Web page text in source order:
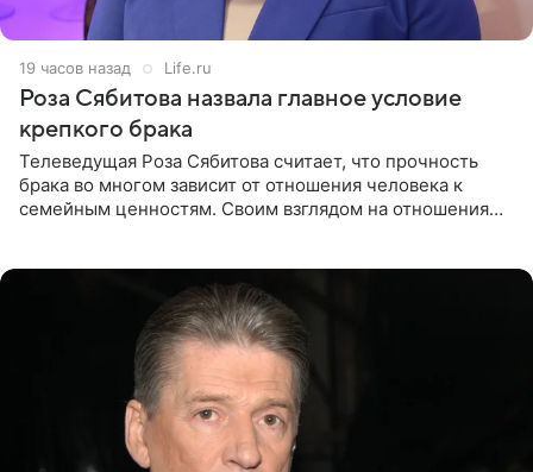
19 часов назад Life.ru
Роза Сябитова назвала главное условие
крепкого брака
Телеведущая Роза Сябитова считает, что прочность
брака во многом зависит от отношения человека к
семейным ценностям. Своим взглядом на отношения